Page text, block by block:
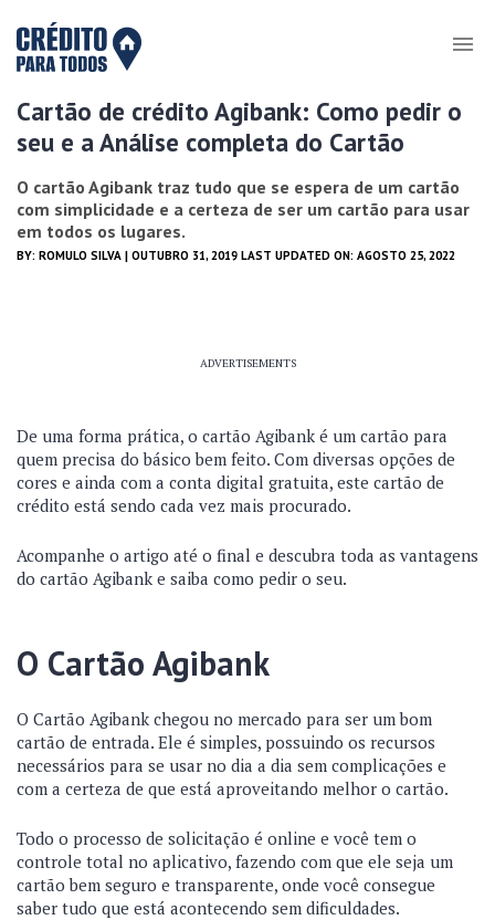
Cartão de crédito Agibank: Como pedir o
seu e a Análise completa do Cartão
O cartão Agibank traz tudo que se espera de um cartão
com simplicidade e a certeza de ser um cartão para usar
em todos os lugares.
BY: ROMULO SILVA | OUTUBRO 31, 2019 LAST UPDATED ON: AGOSTO 25, 2022
ADVERTISEMENTS
De uma forma prática, o cartão Agibank é um cartão para
quem precisa do básico bem feito. Com diversas opções de
cores e ainda com a conta digital gratuita, este cartão de
crédito está sendo cada vez mais procurado.
Acompanhe o artigo até o final e descubra toda as vantagens
do cartão Agibank e saiba como pedir o seu.
O Cartão Agibank
O Cartão Agibank chegou no mercado para ser um bom
cartão de entrada. Ele é simples, possuindo os recursos
necessários para se usar no dia a dia sem complicações e
com a certeza de que está aproveitando melhor o cartão.
Todo o processo de solicitação é online e você tem o
controle total no aplicativo, fazendo com que ele seja um
cartão bem seguro e transparente, onde você consegue
saber tudo que está acontecendo sem dificuldades.